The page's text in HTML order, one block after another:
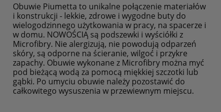
Obuwie Piumetta to unikalne połączenie materiałów
i konstrukcji - lekkie, zdrowe i wygodne buty do
wielogodzinnego użytkowania w pracy, na spacerze i
w domu. NOWOŚCIĄ są podszewki i wyściółki z
Microfibry. Nie alergizują, nie powodują odparzeń
skóry, są odporne na ścieranie, wilgoć i przykre
zapachy. Obuwie wykonane z Microfibry można myć
pod bieżącą wodą za pomocą miękkiej szczotki lub
gąbki. Po umyciu obuwie należy pozostawić do
całkowitego wysuszenia w przewiewnym miejscu.